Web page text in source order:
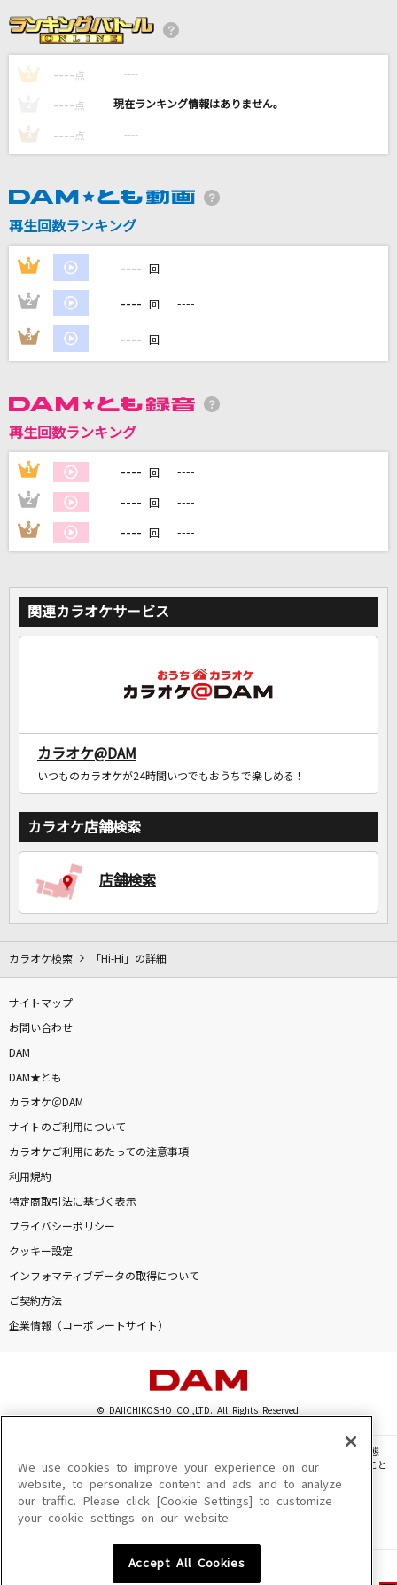
米津玄師
[生音]サクラループ
海踏みのスピカ
風輪
カラオケ最新情報をチェック！
1 ---- 点 ----
---- 点 ----
3 ---- 点 ----
再生回数ランキング
1 ---- 回 ----
2 ---- 回 ----
3 ---- 回 ----
再生回数ランキング
1 ---- 回 ----
2 ---- 回 ----
3 ---- 回 ----
関連カラオケサービス
カラオケ@DAM
いつものカラオケが24時間いつでもおうちで楽しめる！
カラオケ店舗検索
店舗検索
カラオケ検索 「Hi-Hi」の詳細
サイトマップ
お問い合わせ
DAM
DAM★とも
カラオケ＠DAM
サイトのご利用について
カラオケご利用にあたっての注意事項
利用規約
特定商取引法に基づく表示
プライバシーポリシー
クッキー設定
インフォマティブデータの取得について
ご契約方法
企業情報（コーポレートサイト）
© DAIICHIKOSHO CO.,LTD. All Rights Reserved.
このサイトに掲載されている一切の文章・画像・写真・動画・音声等を、手段や形態
を問わず、著作権法の定める範囲を超えて無断で複製、転載、ファイル化などすること
を禁じます。
楽曲及びコンテンツは、機種によりご利用いただけない場合があります。
楽曲及びコンテンツの配信日、配信内容が変更になる場合があります。
We use cookies to improve your experience on our
website, to personalize content and ads and to analyze
our traffic. Please click [Cookie Settings] to customize
your cookie settings on our website.
Accept All Cookies